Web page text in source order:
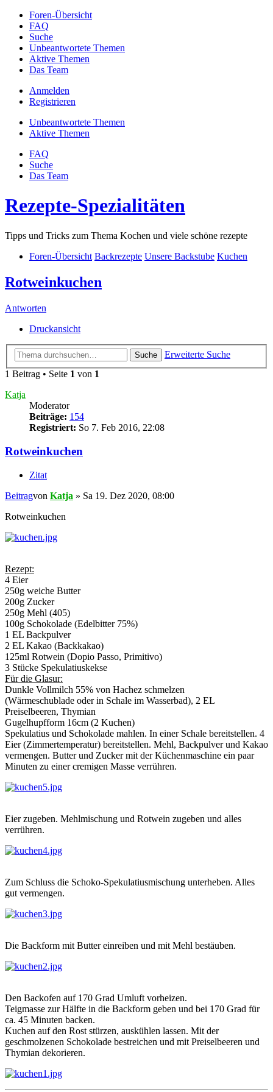
Foren-Übersicht
FAQ
Suche
Unbeantwortete Themen
Aktive Themen
Das Team
Anmelden
Registrieren
Unbeantwortete Themen
Aktive Themen
FAQ
Suche
Das Team
Rezepte-Spezialitäten
Tipps und Tricks zum Thema Kochen und viele schöne rezepte
Foren-Übersicht Backrezepte Unsere Backstube Kuchen
Rotweinkuchen
Antworten
Druckansicht
Suche
Erweiterte Suche
1 Beitrag • Seite 1 von 1
Katja
Moderator
Beiträge: 154
Registriert: So 7. Feb 2016, 22:08
Rotweinkuchen
Zitat
Beitragvon Katja » Sa 19. Dez 2020, 08:00
Rotweinkuchen
Rezept:
4 Eier
250g weiche Butter
200g Zucker
250g Mehl (405)
100g Schokolade (Edelbitter 75%)
1 EL Backpulver
2 EL Kakao (Backkakao)
125ml Rotwein (Dopio Passo, Primitivo)
3 Stücke Spekulatiuskekse
Für die Glasur:
Dunkle Vollmilch 55% von Hachez schmelzen
(Wärmeschublade oder in Schale im Wasserbad), 2 EL
Preiselbeeren, Thymian
Gugelhupfform 16cm (2 Kuchen)
Spekulatius und Schokolade mahlen. In einer Schale bereitstellen. 4
Eier (Zimmertemperatur) bereitstellen. Mehl, Backpulver und Kakao
vermengen. Butter und Zucker mit der Küchenmaschine ein paar
Minuten zu einer cremigen Masse verrühren.
Eier zugeben. Mehlmischung und Rotwein zugeben und alles
verrühren.
Zum Schluss die Schoko-Spekulatiusmischung unterheben. Alles
gut vermengen.
Die Backform mit Butter einreiben und mit Mehl bestäuben.
Den Backofen auf 170 Grad Umluft vorheizen.
Teigmasse zur Hälfte in die Backform geben und bei 170 Grad für
ca. 45 Minuten backen.
Kuchen auf den Rost stürzen, auskühlen lassen. Mit der
geschmolzenen Schokolade bestreichen und mit Preiselbeeren und
Thymian dekorieren.